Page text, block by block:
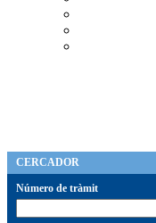
CERCADOR
Número de tràmit